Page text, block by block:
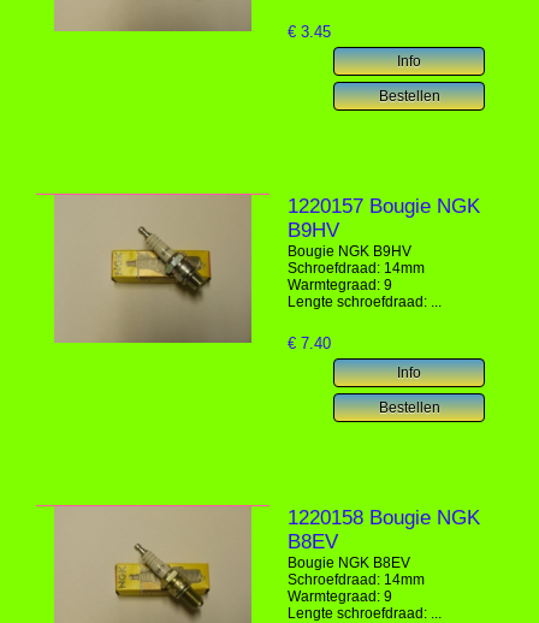
€ 3.45
1220157 Bougie NGK
B9HV
Bougie NGK B9HV
Schroefdraad: 14mm
Warmtegraad: 9
Lengte schroefdraad: ...
€ 7.40
1220158 Bougie NGK
B8EV
Bougie NGK B8EV
Schroefdraad: 14mm
Warmtegraad: 9
Lengte schroefdraad: ...